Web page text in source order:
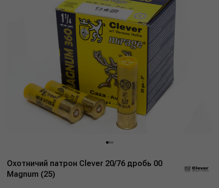
Охотничий патрон Clever 20/76 дробь 00
Magnum (25)